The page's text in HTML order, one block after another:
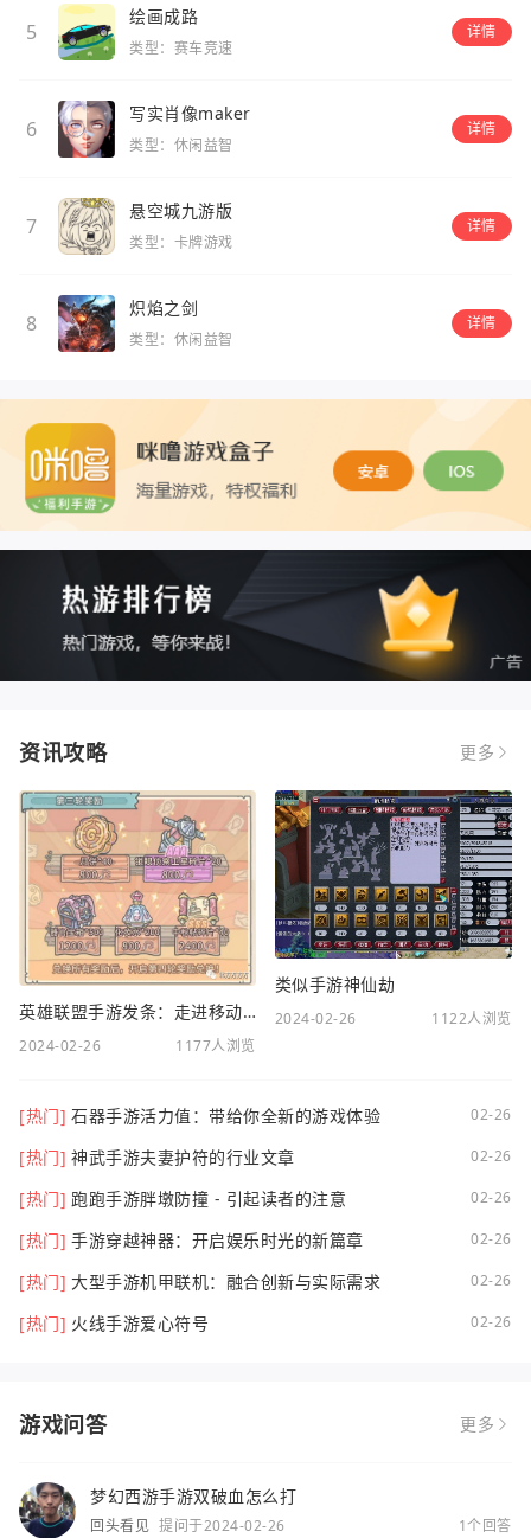
5
绘画成路
类型：赛车竞速
详情
6
写实肖像maker
类型：休闲益智
详情
7
悬空城九游版
类型：卡牌游戏
详情
8
炽焰之剑
类型：休闲益智
详情
资讯攻略 更多
英雄联盟手游发条：走进移动电竞新时代
2024-02-26 1177人浏览
类似手游神仙劫
2024-02-26 1122人浏览
[热门] 石器手游活力值：带给你全新的游戏体验 02-26
[热门] 神武手游夫妻护符的行业文章 02-26
[热门] 跑跑手游胖墩防撞 - 引起读者的注意 02-26
[热门] 手游穿越神器：开启娱乐时光的新篇章 02-26
[热门] 大型手游机甲联机：融合创新与实际需求 02-26
[热门] 火线手游爱心符号 02-26
游戏问答 更多
梦幻西游手游双破血怎么打
回头看见 提问于2024-02-26 1个回答